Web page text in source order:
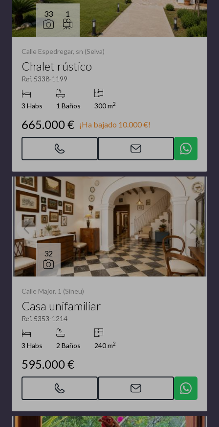
33 1
Calle Espedregar, sn (Selva)
Chalet rústico
Ref. 5338-1199
3 Habs 1 Baños 300 m2
665.000 € ¡Ha bajado 10.000 €!
32
Calle Major, 1 (Sineu)
Casa unifamiliar
Ref. 5353-1214
3 Habs 2 Baños 240 m2
595.000 €